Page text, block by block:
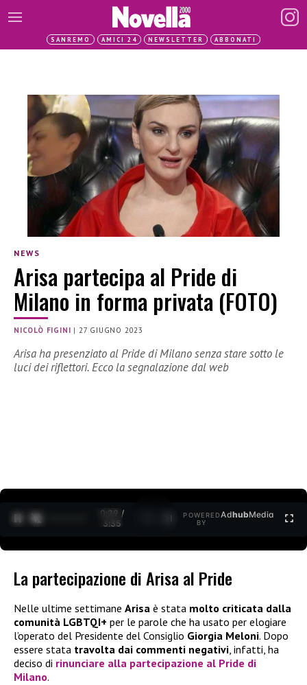
SANREMO AMICI 24 NEWSLETTER ABBONATI
NEWS
Arisa partecipa al Pride di
Milano in forma privata (FOTO)
NICOLÒ FIGINI | 27 GIUGNO 2023
Arisa ha presenziato al Pride di Milano senza stare sotto le
luci dei riflettori. Ecco la segnalazione dal web
0:30 /
3:35
POWERED
BY
AdhubMedia
La partecipazione di Arisa al Pride
Nelle ultime settimane Arisa è stata molto criticata dalla
comunità LGBTQI+ per le parole che ha usato per elogiare
l’operato del Presidente del Consiglio Giorgia Meloni. Dopo
essere stata travolta dai commenti negativi, infatti, ha
deciso di rinunciare alla partecipazione al Pride di
Milano.